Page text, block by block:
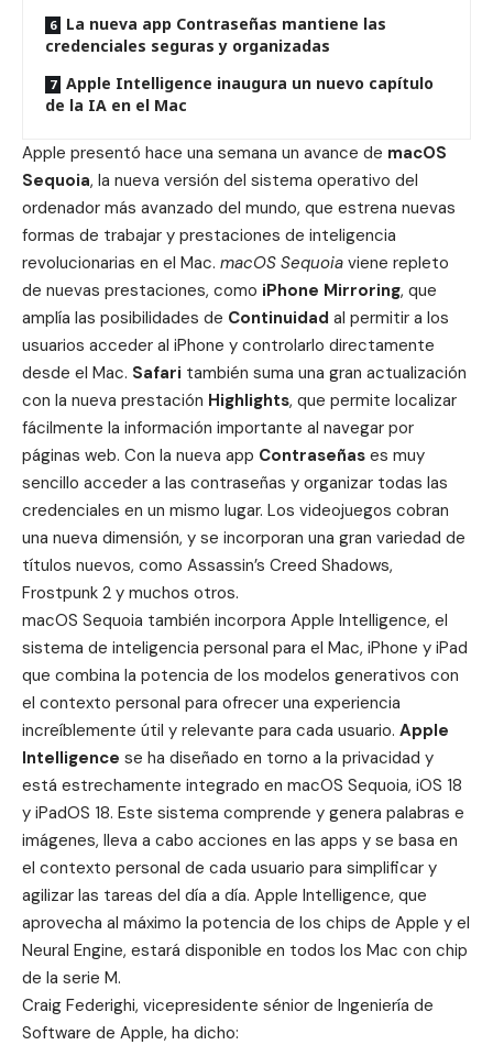
La nueva app Contraseñas mantiene las
credenciales seguras y organizadas
Apple Intelligence inaugura un nuevo capítulo
de la IA en el Mac
Apple presentó hace una semana un avance de macOS
Sequoia, la nueva versión del sistema operativo del
ordenador más avanzado del mundo, que estrena nuevas
formas de trabajar y prestaciones de inteligencia
revolucionarias en el Mac. macOS Sequoia viene repleto
de nuevas prestaciones, como iPhone Mirroring, que
amplía las posibilidades de Continuidad al permitir a los
usuarios acceder al iPhone y controlarlo directamente
desde el Mac. Safari también suma una gran actualización
con la nueva prestación Highlights, que permite localizar
fácilmente la información importante al navegar por
páginas web. Con la nueva app Contraseñas es muy
sencillo acceder a las contraseñas y organizar todas las
credenciales en un mismo lugar. Los videojuegos cobran
una nueva dimensión, y se incorporan una gran variedad de
títulos nuevos, como Assassin’s Creed Shadows,
Frostpunk 2 y muchos otros.
macOS Sequoia también incorpora Apple Intelligence, el
sistema de inteligencia personal para el Mac, iPhone y iPad
que combina la potencia de los modelos generativos con
el contexto personal para ofrecer una experiencia
increíblemente útil y relevante para cada usuario. Apple
Intelligence se ha diseñado en torno a la privacidad y
está estrechamente integrado en macOS Sequoia, iOS 18
y iPadOS 18. Este sistema comprende y genera palabras e
imágenes, lleva a cabo acciones en las apps y se basa en
el contexto personal de cada usuario para simplificar y
agilizar las tareas del día a día. Apple Intelligence, que
aprovecha al máximo la potencia de los chips de Apple y el
Neural Engine, estará disponible en todos los Mac con chip
de la serie M.
Craig Federighi, vicepresidente sénior de Ingeniería de
Software de Apple, ha dicho: